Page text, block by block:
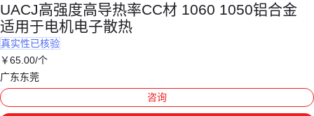
UACJ高强度高导热率CC材 1060 1050铝合金
适用于电机电子散热
真实性已核验
￥65 .00/个
广东东莞
咨询